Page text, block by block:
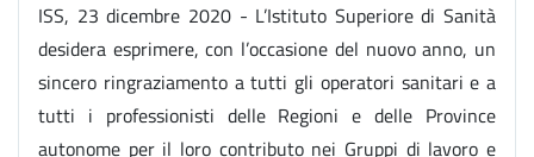
ISS, 23 dicembre 2020 - L’Istituto Superiore di Sanità
desidera esprimere, con l’occasione del nuovo anno, un
sincero ringraziamento a tutti gli operatori sanitari e a
tutti i professionisti delle Regioni e delle Province
autonome per il loro contributo nei Gruppi di lavoro e